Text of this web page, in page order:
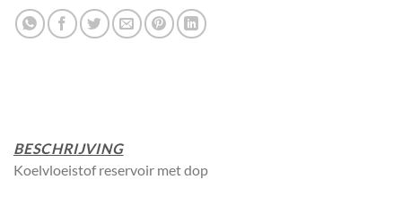
BESCHRIJVING
Koelvloeistof reservoir met dop